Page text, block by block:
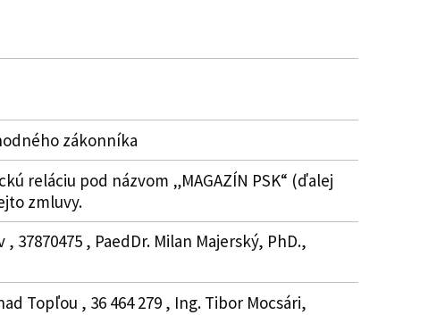
zákonníka
reláciu pod názvom „MAGAZÍN PSK“ (ďalej
zmluvy.
, PaedDr. Milan Majerský, PhD.,
Topľou , 36 464 279 , Ing. Tibor Mocsári,